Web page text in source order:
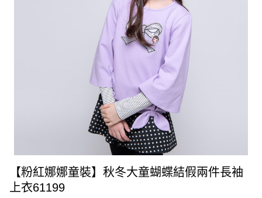
【粉紅娜娜童裝】秋冬大童蝴蝶結假兩件長袖
上衣61199